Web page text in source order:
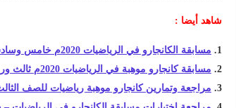
شاهد أيضا :
مسابقة الكانجارو في الرياضيات 2020م خامس وسادس ابتدائي – أسئلة وأجوبة
مسابقة كانجارو موهبة في الرياضيات 2020م ثالث ورابع ابتدائي مع الإجابات
مراجعة وتمارين كانجارو موهبة رياضيات للصف الثالث